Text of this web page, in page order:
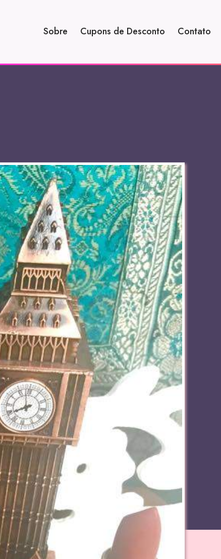
Sobre Cupons de Desconto Contato